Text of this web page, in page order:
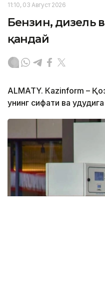
11:10, 03 Август 2026
Бензин, дизель
қандай
ALMATY. Кazinform –
унинг сифати ва